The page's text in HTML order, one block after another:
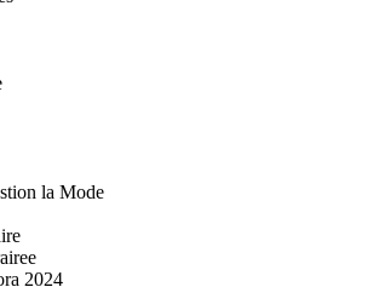
la Mode
2024